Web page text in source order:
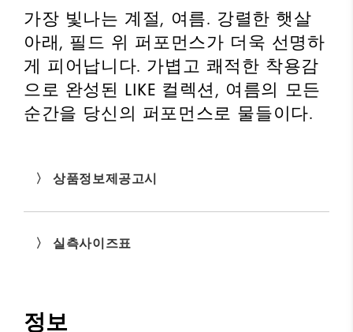
가장 빛나는 계절, 여름. 강렬한 햇살
아래, 필드 위 퍼포먼스가 더욱 선명하
게 피어납니다. 가볍고 쾌적한 착용감
으로 완성된 LIKE 컬렉션, 여름의 모든
순간을 당신의 퍼포먼스로 물들이다.
〉 상품정보제공고시
〉 실측사이즈표
정보